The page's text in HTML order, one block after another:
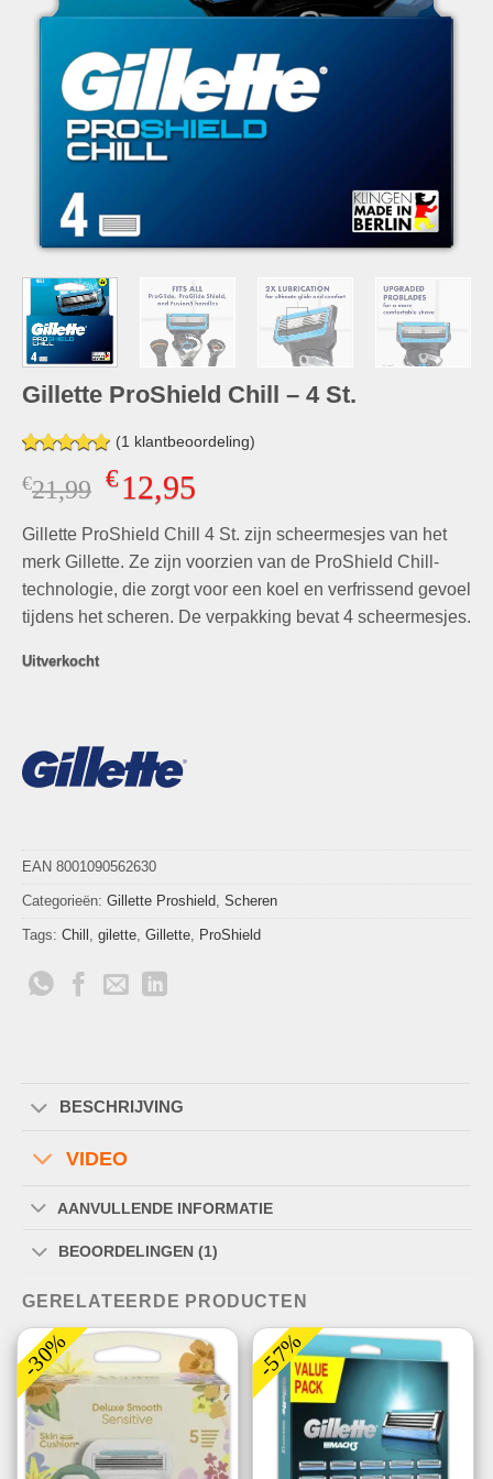
Gillette ProShield Chill – 4 St.
Gewaardeerd
5.00op 5
gebaseerd
waardering
(1 klantbeoordeling)
€21,99 Oorspronkelijke
was:
€21,99.
€12,95Huidige
is:
€12,95.
Gillette ProShield Chill 4 St. zijn scheermesjes van het
merk Gillette. Ze zijn voorzien van de ProShield Chill-
technologie, die zorgt voor een koel en verfrissend gevoel
tijdens het scheren. De verpakking bevat 4 scheermesjes.
Uitverkocht
EAN 8001090562630
Categorieën: Gillette Proshield, Scheren
Tags: Chill , gilette, Gillette, ProShield
BESCHRIJVING
VIDEO
AANVULLENDE INFORMATIE
BEOORDELINGEN (1)
GERELATEERDE PRODUCTEN
-30% -57%